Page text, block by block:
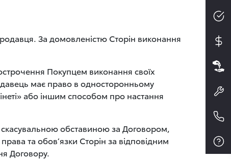
За домовленістю Сторін виконання
Покупцем виконання своїх
має право в односторонньому
або іншим способом про настання
обставиною за Договором,
та обов’язки Сторін за відповідним
Договору.